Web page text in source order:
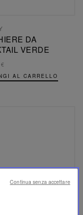
DA
VERDE
AL CARRELLO
Continua senza accettare